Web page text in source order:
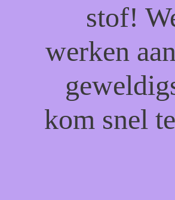
stof!
werken
kom snel